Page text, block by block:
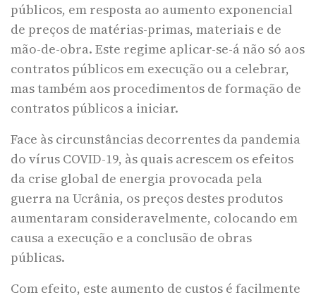
públicos, em resposta ao aumento exponencial
de preços de matérias-primas, materiais e de
mão-de-obra. Este regime aplicar-se-á não só aos
contratos públicos em execução ou a celebrar,
mas também aos procedimentos de formação de
contratos públicos a iniciar.
Face às circunstâncias decorrentes da pandemia
do vírus COVID-19, às quais acrescem os efeitos
da crise global de energia provocada pela
guerra na Ucrânia, os preços destes produtos
aumentaram consideravelmente, colocando em
causa a execução e a conclusão de obras
públicas.
Com efeito, este aumento de custos é facilmente